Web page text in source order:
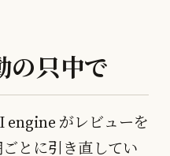
の只中で
engine がレビューを
とに引き直してい